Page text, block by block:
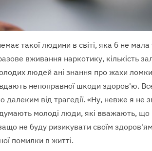
такої людини в світі, яка б не
вживання наркотику, кількість
людей ані знання про жахи
непоправної шкоди здоров'ю.
далеким від трагедії. «Ну, невже я не
молоді люди, які вважають, що
не буду ризикувати своїм
помилки в житті.